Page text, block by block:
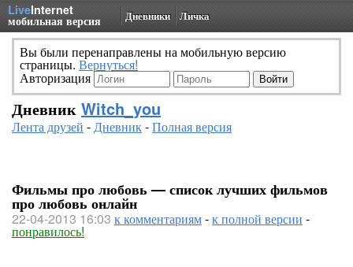
LiveInternet
мобильная версия Дневники Личка
Вы были перенаправлены на мобильную версию
страницы. Вернуться!
Авторизация
Дневник Witch_you
Лента друзей -Дневник-Полная версия
Фильмы про любовь — список лучших фильмов
про любовь онлайн
22-04-2013 16:03 к комментариям-к полной версии -
понравилось!